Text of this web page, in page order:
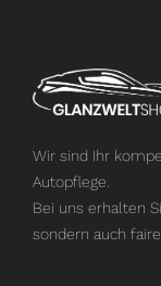
Wir sind Ihr
Autopflege.
Bei uns erhalten
sondern auch faire